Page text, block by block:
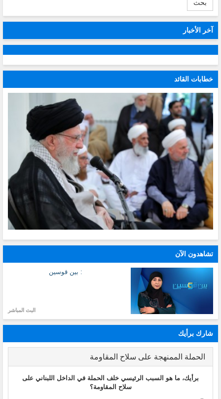
بحث
آخر الأخبار
خطابات القائد
تشاهدون الآن
: بين قوسين
البث المباشر
شارك برأيك
الحملة الممنهجة على سلاح المقاومة
برأيك، ما هو السبب الرئيسي خلف الحملة في الداخل اللبناني على
سلاح المقاومة؟